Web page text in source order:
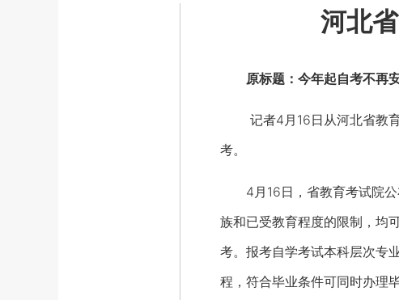
河北
原标题：今年起自考不再
记者4月16日从河北省教育
考。
4月16日，省教育考试院公
族和已受教育程度的限制，均
考。报考自学考试本科层次专
程，符合毕业条件可同时办理毕